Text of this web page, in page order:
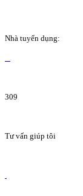
Nhà tuyển dụng:
309
Tư vấn giúp tôi